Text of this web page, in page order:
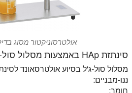
אולטרסוניקטור מסוג
סינתזת HAp באמצעות מסלול סול-ג'ל אולטראסוני
ננו-מבניים:
חומר: